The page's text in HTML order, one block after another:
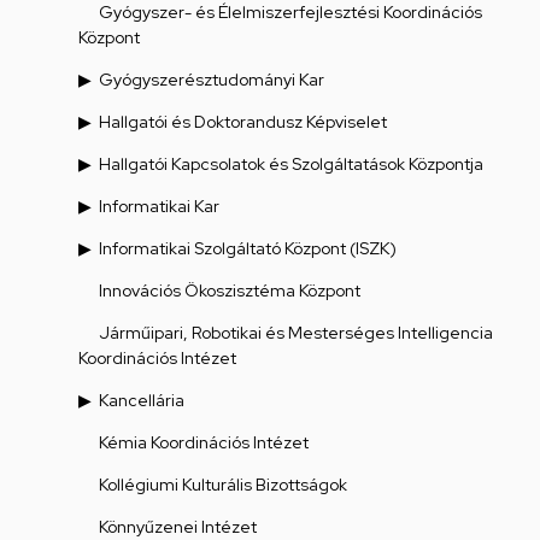
Gyógyszer- és Élelmiszerfejlesztési Koordinációs
Központ
Gyógyszerésztudományi Kar
Hallgatói és Doktorandusz Képviselet
Hallgatói Kapcsolatok és Szolgáltatások Központja
Informatikai Kar
Informatikai Szolgáltató Központ (ISZK)
Innovációs Ökoszisztéma Központ
Járműipari, Robotikai és Mesterséges Intelligencia
Koordinációs Intézet
Kancellária
Kémia Koordinációs Intézet
Kollégiumi Kulturális Bizottságok
Könnyűzenei Intézet